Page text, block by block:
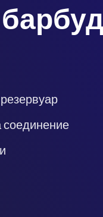
соединение